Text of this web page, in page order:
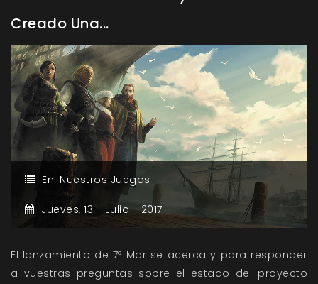
Creado Una...
En: Nuestros Juegos
Jueves, 13 - Julio -2017
El lanzamiento de 7º Mar se acerca y para responder
a vuestras preguntas sobre el estado del proyecto